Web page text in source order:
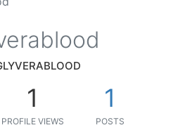
1
PROFILE VIEWS
1
POSTS